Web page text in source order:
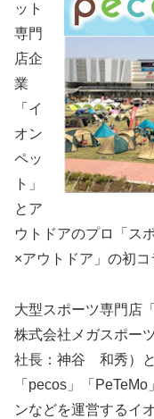
ット
専門
店企
業
「イ
オン
ペッ
ト」
とア
ウトドアのプロ「ス
×アウトドア」の初コ
大型スポーツ専門店
株式会社メガスポー
社長：神谷 和秀）と
「pecos」「
ンなどを運営するイ